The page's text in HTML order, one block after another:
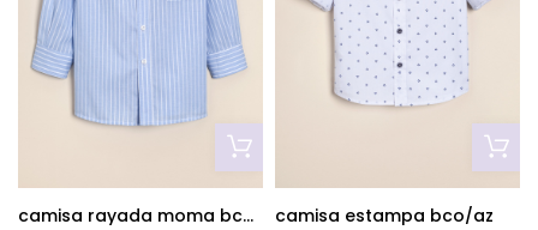
camisa rayada moma bco c/celeste camisa estampa bco/az